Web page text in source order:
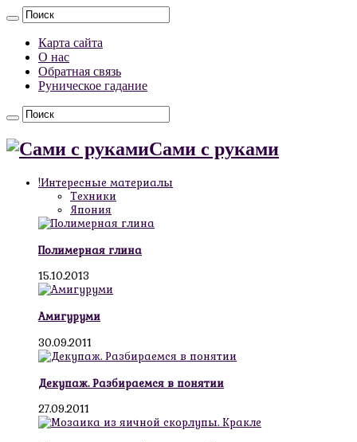
Карта сайта
О нас
Обратная связь
Руническое гадание
Сами с руками
!Интересные материалы
Техники
Япония
Полимерная глина
15.10.2013
Амигуруми
30.09.2011
Декупаж. Разбираемся в понятии
27.09.2011